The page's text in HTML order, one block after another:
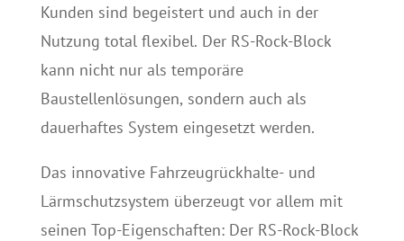
Kunden sind begeistert und auch in der
Nutzung total flexibel. Der RS-Rock-Block
kann nicht nur als temporäre
Baustellenlösungen, sondern auch als
dauerhaftes System eingesetzt werden.
Das innovative Fahrzeugrückhalte- und
Lärmschutzsystem überzeugt vor allem mit
seinen Top-Eigenschaften: Der RS-Rock-Block